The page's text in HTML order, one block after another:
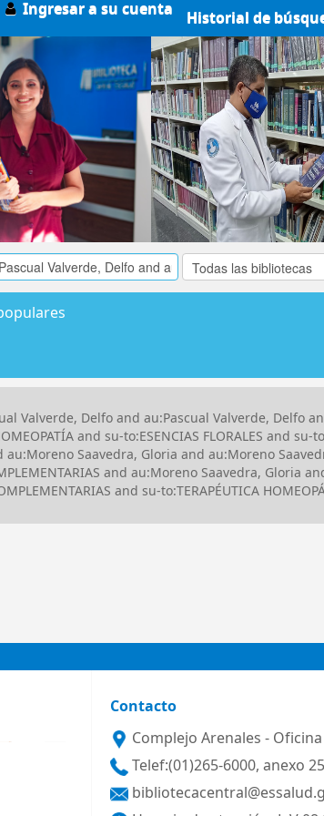
Ingresar a su cuenta Historial de
Valverde, Delfo and au:Pascual Valverde, Delfo
and su-to:ESENCIAS FLORALES and su-
au:Moreno Saavedra, Gloria and au:Moreno
and au:Moreno Saavedra, Gloria
and su-to:TERAPÉUTICA
Contacto
Complejo Arenales -
Telef:(01)265-6000, anexo